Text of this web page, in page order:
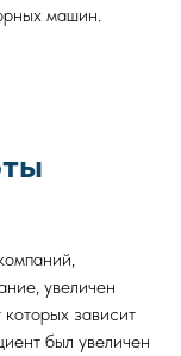
машин.
увеличен
зависит
был увеличен